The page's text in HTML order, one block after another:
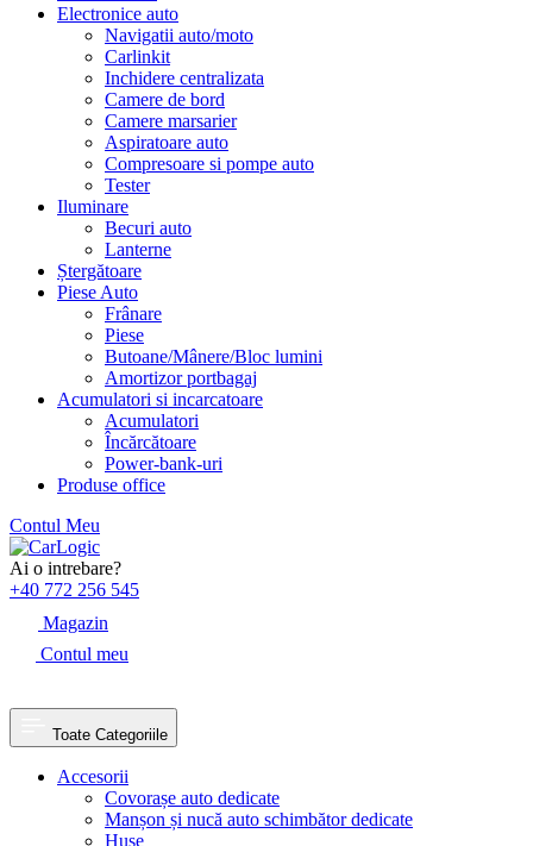
Electronice auto
Navigatii auto/moto
Carlinkit
Inchidere centralizata
Camere de bord
Camere marsarier
Aspiratoare auto
Compresoare si pompe auto
Tester
Iluminare
Becuri auto
Lanterne
Ștergătoare
Piese Auto
Frânare
Piese
Butoane/Mânere/Bloc lumini
Amortizor portbagaj
Acumulatori si incarcatoare
Acumulatori
Încărcătoare
Power-bank-uri
Produse office
Contul Meu
Skip
to
content
Ai o intrebare?
+40 772 256 545
Magazin
Contul meu
Toate Categoriile
Accesorii
Covorașe auto dedicate
Manșon și nucă auto schimbător dedicate
Huse